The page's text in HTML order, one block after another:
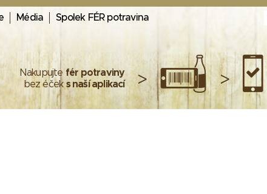
Média Spolek FÉR potravina
Nakupujte fér potraviny
bez éček s naší aplikací > >